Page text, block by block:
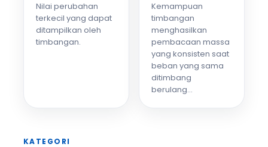
Nilai perubahan
terkecil yang dapat
ditampilkan oleh
timbangan.
Kemampuan
timbangan
menghasilkan
pembacaan massa
yang konsisten saat
beban yang sama
ditimbang
berulang...
KATEGORI